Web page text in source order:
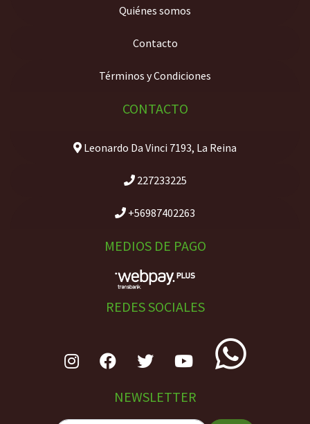
Quiénes somos
Contacto
Términos y Condiciones
CONTACTO
Leonardo Da Vinci 7193, La Reina
227233225
+56987402263
MEDIOS DE PAGO
REDES SOCIALES
NEWSLETTER